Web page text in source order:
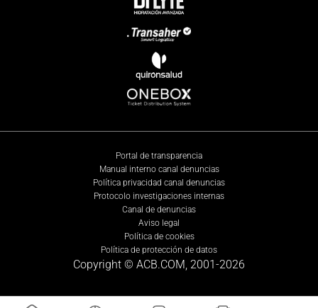
Portal de transparencia
Manual interno canal denuncias
Política privacidad canal denuncias
Protocolo investigaciones internas
Canal de denuncias
Aviso legal
Política de cookies
Política de protección de datos
Copyright © ACB.COM, 2001-2026